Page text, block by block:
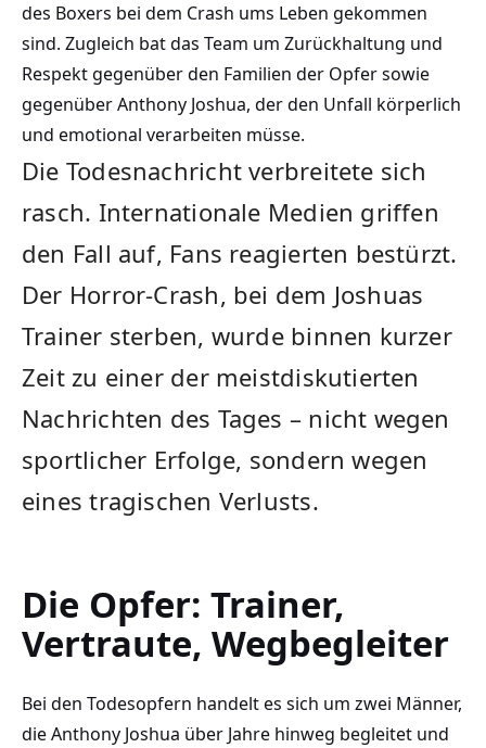
des Boxers bei dem Crash ums Leben gekommen
sind. Zugleich bat das Team um Zurückhaltung und
Respekt gegenüber den Familien der Opfer sowie
gegenüber Anthony Joshua, der den Unfall körperlich
und emotional verarbeiten müsse.
Die Todesnachricht verbreitete sich
rasch. Internationale Medien griffen
den Fall auf, Fans reagierten bestürzt.
Der Horror-Crash, bei dem Joshuas
Trainer sterben, wurde binnen kurzer
Zeit zu einer der meistdiskutierten
Nachrichten des Tages – nicht wegen
sportlicher Erfolge, sondern wegen
eines tragischen Verlusts.
Die Opfer: Trainer,
Vertraute, Wegbegleiter
Bei den Todesopfern handelt es sich um zwei Männer,
die Anthony Joshua über Jahre hinweg begleitet und